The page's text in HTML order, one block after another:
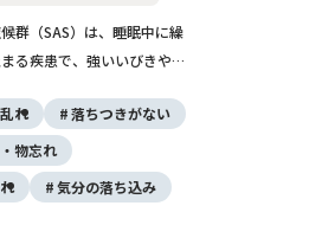
群（SAS）は、睡眠中に繰
る疾患で、強いいびきや日
ため、早期診断と治療が重
法などの治療により症状の
す。
れ
落ちつきがない
物忘れ
気分の落ち込み